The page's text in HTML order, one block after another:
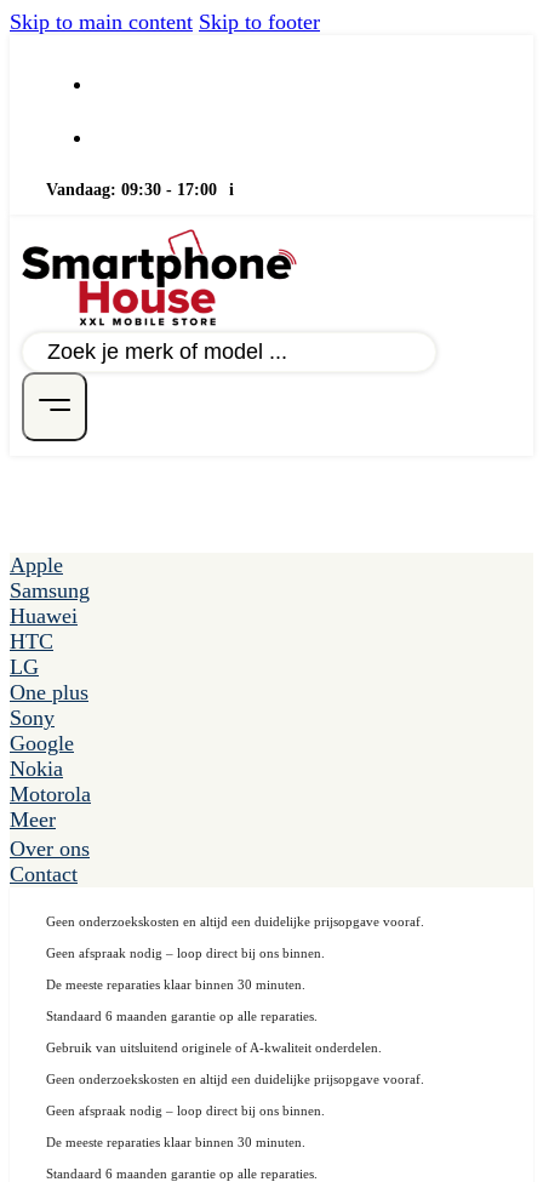
Skip to main content Skip to footer
Vandaag: 09:30 - 17:00 i
Apple
Samsung
Huawei
HTC
LG
One plus
Sony
Google
Nokia
Motorola
Meer
Over ons
Contact
Geen onderzoekskosten en altijd een duidelijke prijsopgave vooraf.
Geen afspraak nodig – loop direct bij ons binnen.
De meeste reparaties klaar binnen 30 minuten.
Standaard 6 maanden garantie op alle reparaties.
Gebruik van uitsluitend originele of A-kwaliteit onderdelen.
Geen onderzoekskosten en altijd een duidelijke prijsopgave vooraf.
Geen afspraak nodig – loop direct bij ons binnen.
De meeste reparaties klaar binnen 30 minuten.
Standaard 6 maanden garantie op alle reparaties.